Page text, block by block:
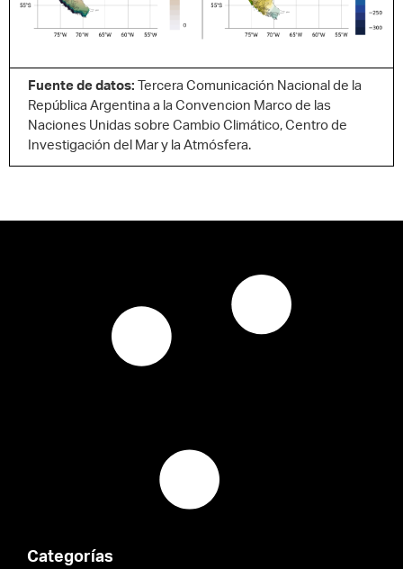
Fuente de datos: Tercera Comunicación Nacional de la
República Argentina a la Convencion Marco de las
Naciones Unidas sobre Cambio Climático, Centro de
Investigación del Mar y la Atmósfera.
Categorías